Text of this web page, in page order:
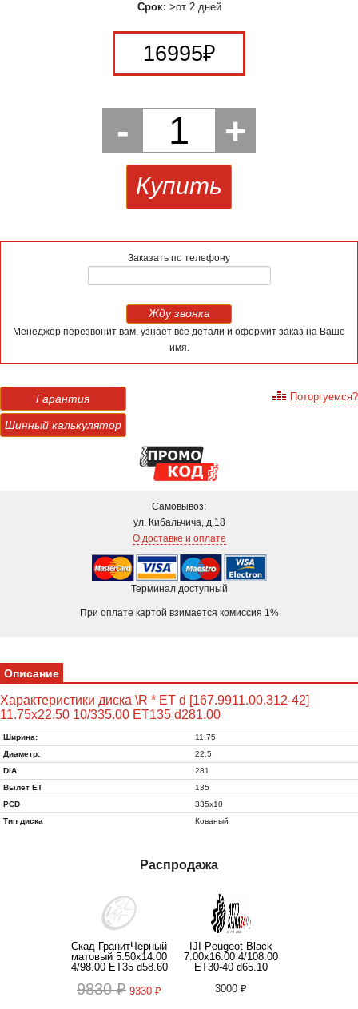
Срок: >от 2 дней
16995₽
- 1 +
Купить
Заказать по телефону
Жду звонка
Менеджер перезвонит вам, узнает все детали и оформит заказ на Ваше
имя.
Гарантия
Шинный калькулятор
Поторгуемся?
Самовывоз:
ул. Кибальчича, д.18
О доставке и оплате
Терминал доступный
При оплате картой взимается комиссия 1%
Описание
Характеристики диска \R * ET d [167.9911.00.312-42]
11.75x22.50 10/335.00 ET135 d281.00
Ширина:
11.75
Диаметр:
22.5
DIA
281
Вылет ET
135
PCD
335x10
Тип диска
Кованый
Распродажа
Скад ГранитЧерный
матовый 5.50x14.00
4/98.00 ET35 d58.60
9830 ₽ 9330 ₽
IJI Peugeot Black
7.00x16.00 4/108.00
ET30-40 d65.10
3000 ₽